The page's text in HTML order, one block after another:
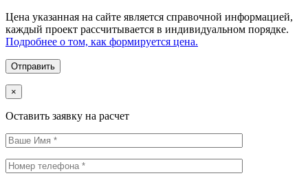
Цена указанная на сайте является справочной информацией,
каждый проект рассчитывается в индивидуальном порядке.
Подробнее о том, как формируется цена.
×
Оставить заявку на расчет